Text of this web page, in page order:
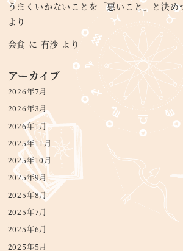
うまくいかないことを「悪いこと」と決め
より
会食 に 有沙 より
アーカイブ
2026年7月
2026年3月
2026年1月
2025年11月
2025年10月
2025年9月
2025年8月
2025年7月
2025年6月
2025年5月